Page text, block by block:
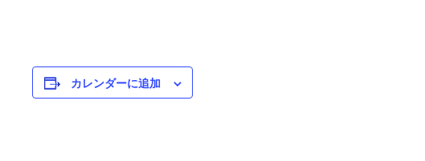
カレンダーに追加